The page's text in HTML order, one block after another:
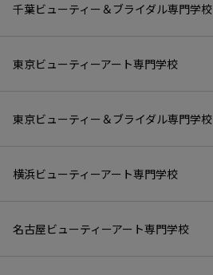
千葉ビューティー＆ブライダル専門学校
東京ビューティーアート専門学校
東京ビューティー＆ブライダル専門学校
横浜ビューティーアート専門学校
名古屋ビューティーアート専門学校